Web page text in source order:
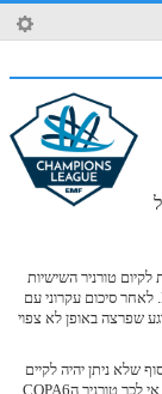
15
טורניר השישיות
המוביל בארץ שיקבע את זהות העולה לליגת האלופות של הEMF. לאחר סיכום עקרוני עם
שפרצה באופן לא צפוי
שלא ניתן יהיה לקיים
את הטורניר בחודש יולי בזמן בכדי לרשום קבוצה לליגת האלופות. אי לכך טורניר הCOPA6
4